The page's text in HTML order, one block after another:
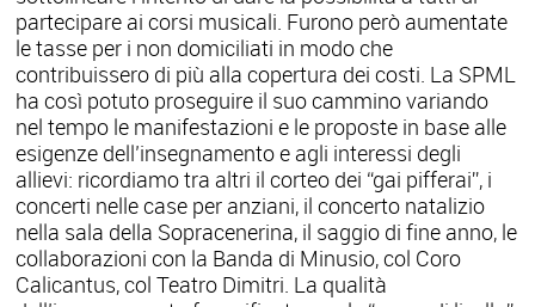
partecipare ai corsi musicali. Furono però aumentate
le tasse per i non domiciliati in modo che
contribuissero di più alla copertura dei costi. La SPML
ha così potuto proseguire il suo cammino variando
nel tempo le manifestazioni e le proposte in base alle
esigenze dell’insegnamento e agli interessi degli
allievi: ricordiamo tra altri il corteo dei “gai pifferai”, i
concerti nelle case per anziani, il concerto natalizio
nella sala della Sopracenerina, il saggio di fine anno, le
collaborazioni con la Banda di Minusio, col Coro
Calicantus, col Teatro Dimitri. La qualità